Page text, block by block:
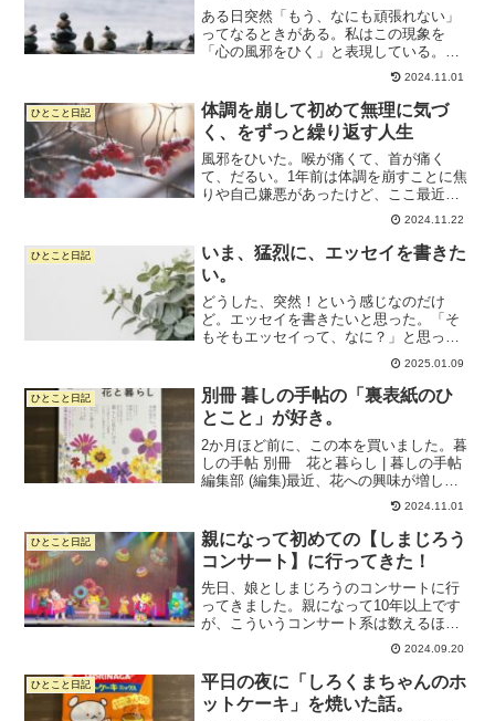
ある日突然「もう、なにも頑張れない」
ってなるときがある。私はこの現象を
「心の風邪をひく」と表現している。心
の風邪をひくときのパターンはだいたい
決まってる。やる気に満ちあふれてい
て、やりたいこともいっぱいあって、超
ノリノリな状態のあとに、ある...
2024.11.01
ひとこと日記
体調を崩して初めて無理に気づ
く、をずっと繰り返す人生
風邪をひいた。喉が痛くて、首が痛く
て、だるい。1年前は体調を崩すことに焦
りや自己嫌悪があったけど、ここ最近は
そこまででもない。シンプルに「あ、ま
た無理しすぎていたんだな」と気づく、
という感じ。無限のバイタリティや体力
がある人に憧れるけど、私...
2024.11.22
ひとこと日記
いま、猛烈に、エッセイを書きた
い。
どうした、突然！という感じなのだけ
ど。エッセイを書きたいと思った。「そ
もそもエッセイって、なに？」と思って
ChatGPTに聞いてみると、めちゃくちゃ
長文が出てきて、ゲンナリした。そうい
うのじゃないんだよ。ひとことで言って
くれよ。…そうか、指...
2025.01.09
ひとこと日記
別冊 暮しの手帖の「裏表紙のひ
とこと」が好き。
2か月ほど前に、この本を買いました。暮
しの手帖 別冊 花と暮らし | 暮しの手帖
編集部 (編集)最近、花への興味が増して
るんです。自分のための花束を買った
noteを書いた頃から。すごーく花が気に
なる。スマホのカメラロールもお花でい
っぱい。花...
2024.11.01
ひとこと日記
親になって初めての【しまじろう
コンサート】に行ってきた！
先日、娘としまじろうのコンサートに行
ってきました。親になって10年以上です
が、こういうコンサート系は数えるほど
しか行っておらず。たぶん1回くらいじゃ
ないかなあ。息子が小さかった頃はワン
オペだったので、コンサートなんて連れ
ていける余力がまった...
2024.09.20
ひとこと日記
平日の夜に「しろくまちゃんのホ
ットケーキ」を焼いた話。